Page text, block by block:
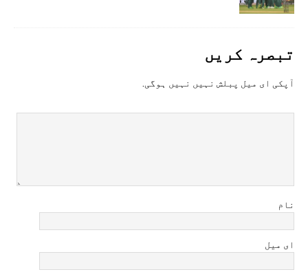
تبصرہ کريں
آپکی ای ميل پبلش نہيں نہيں ہوگی.
نام
ای میل